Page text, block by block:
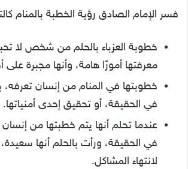
فسر الإمام الصادق رؤية الخطبة بالمنام
خطوبة العزباء بالحلم من شخص لا
معرفتها أمورًا هامة، وأنها مجبرة على
خطوبتها في المنام من إنسان
في الحقيقة، أو تحقيق إحدى أمنياتها.
عندما تحلم أنها يتم خطبتها من
في الحقيقة، ورأت بالحلم أنها
لانتهاء المشاكل.